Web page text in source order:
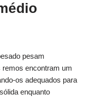
pesam
encontram um
os adequados para
enquanto